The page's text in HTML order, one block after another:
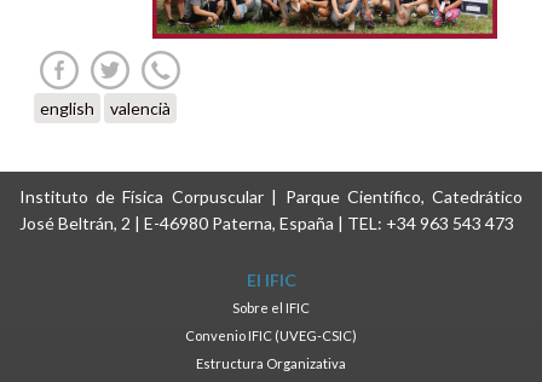
english valencià
Instituto de Física Corpuscular | Parque Científico, Catedrático
José Beltrán, 2 | E-46980 Paterna, España | TEL: +34 963 543 473
El IFIC
Sobre el IFIC
Convenio IFIC (UVEG-CSIC)
Estructura Organizativa